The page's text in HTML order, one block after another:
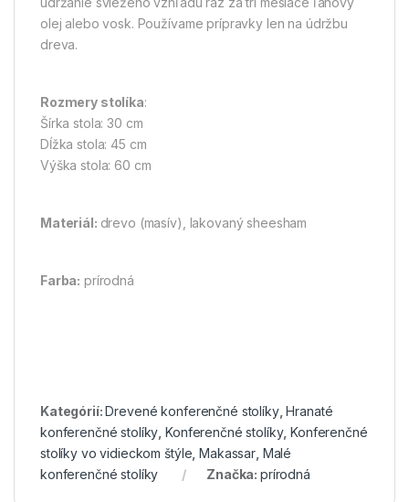
olej alebo vosk. Používame prípravky len na údržbu
dreva.
Rozmery stolíka:
Šírka stola: 30 cm
Dĺžka stola: 45 cm
Výška stola: 60 cm
Materiál: drevo (masív), lakovaný sheesham
Farba: prírodná
Kategórií:Drevené konferenčné stolíky,Hranaté
konferenčné stolíky ,Konferenčné stolíky,Konferenčné
stolíky vo vidieckom štýle ,Makassar Malé
konferenčné stolíky
Značka: prírodná